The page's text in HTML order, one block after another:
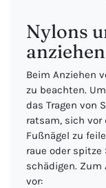
Nylons
anziehen
Beim Anziehen
zu beachten.
das Tragen von
ratsam, sich vor
Fußnägel zu
raue oder
schädigen. Zum
vor: